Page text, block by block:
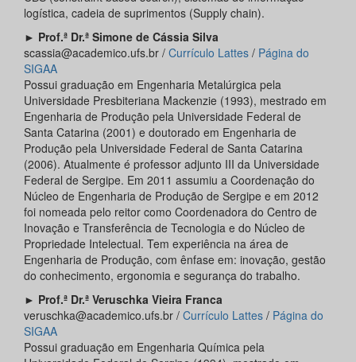
logística, cadeia de suprimentos (Supply chain).
► Prof.ª Dr.ª Simone de Cássia Silva
scassia@academico.ufs.br / Currículo Lattes / Página do
SIGAA
Possui graduação em Engenharia Metalúrgica pela
Universidade Presbiteriana Mackenzie (1993), mestrado em
Engenharia de Produção pela Universidade Federal de
Santa Catarina (2001) e doutorado em Engenharia de
Produção pela Universidade Federal de Santa Catarina
(2006). Atualmente é professor adjunto III da Universidade
Federal de Sergipe. Em 2011 assumiu a Coordenação do
Núcleo de Engenharia de Produção de Sergipe e em 2012
foi nomeada pelo reitor como Coordenadora do Centro de
Inovação e Transferência de Tecnologia e do Núcleo de
Propriedade Intelectual. Tem experiência na área de
Engenharia de Produção, com ênfase em: inovação, gestão
do conhecimento, ergonomia e segurança do trabalho.
► Prof.ª Dr.ª Veruschka Vieira Franca
veruschka@academico.ufs.br / Currículo Lattes / Página do
SIGAA
Possui graduação em Engenharia Química pela